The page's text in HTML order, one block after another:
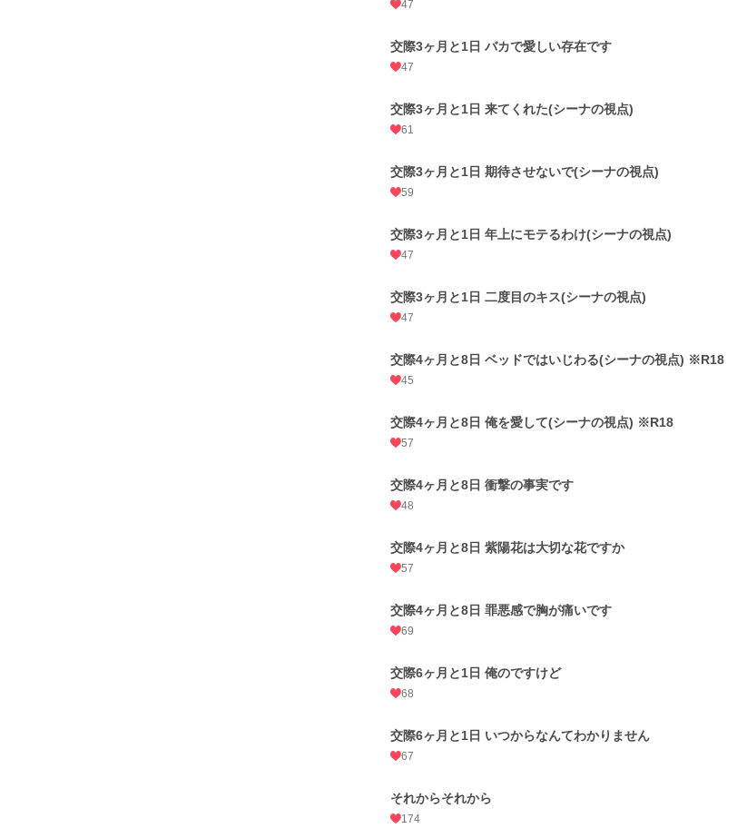
47
交際3ヶ月と1日 バカで愛しい存在です
47
交際3ヶ月と1日 来てくれた(シーナの視点)
61
交際3ヶ月と1日 期待させないで(シーナの視点)
59
交際3ヶ月と1日 年上にモテるわけ(シーナの視点)
47
交際3ヶ月と1日 二度目のキス(シーナの視点)
47
交際4ヶ月と8日 ベッドではいじわる(シーナの視点) ※R18
45
交際4ヶ月と8日 俺を愛して(シーナの視点) ※R18
57
交際4ヶ月と8日 衝撃の事実です
48
交際4ヶ月と8日 紫陽花は大切な花ですか
57
交際4ヶ月と8日 罪悪感で胸が痛いです
69
交際6ヶ月と1日 俺のですけど
68
交際6ヶ月と1日 いつからなんてわかりません
67
それからそれから
174